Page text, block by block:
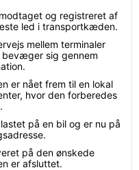
og registreret af
led i transportkæden.
mellem terminaler
bevæger sig gennem
er nået frem til en lokal
hvor den forberedes
på en bil og er nu på
på den ønskede
er afsluttet.